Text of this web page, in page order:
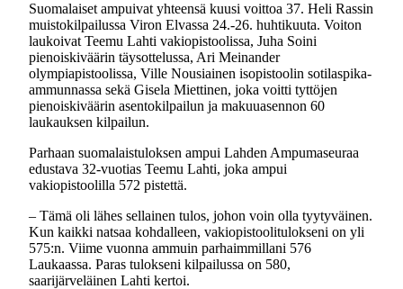
Suomalaiset ampuivat yhteensä kuusi voittoa 37. Heli Rassin
muistokilpailussa Viron Elvassa 24.-26. huhtikuuta. Voiton
laukoivat Teemu Lahti vakiopistoolissa, Juha Soini
pienoiskiväärin täysottelussa, Ari Meinander
olympiapistoolissa, Ville Nousiainen isopistoolin sotilaspika-
ammunnassa sekä Gisela Miettinen, joka voitti tyttöjen
pienoiskiväärin asentokilpailun ja makuuasennon 60
laukauksen kilpailun.
Parhaan suomalaistuloksen ampui Lahden Ampumaseuraa
edustava 32-vuotias Teemu Lahti, joka ampui
vakiopistoolilla 572 pistettä.
– Tämä oli lähes sellainen tulos, johon voin olla tyytyväinen.
Kun kaikki natsaa kohdalleen, vakiopistoolitulokseni on yli
575:n. Viime vuonna ammuin parhaimmillani 576
Laukaassa. Paras tulokseni kilpailussa on 580,
saarijärveläinen Lahti kertoi.